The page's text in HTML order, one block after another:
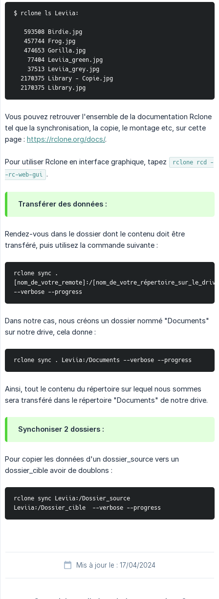
$ rclone ls Leviia:
   593508 Birdie.jpg
   457744 Frog.jpg
   474653 Gorilla.jpg
    77404 Leviia_green.jpg
    37513 Leviia_grey.jpg
  2170375 Library - Copie.jpg
  2170375 Library.jpg
Vous pouvez retrouver l'ensemble de la documentation Rclone
tel que la synchronisation, la copie, le montage etc, sur cette
page : https://rclone.org/docs/.
Pour utiliser Rclone en interface graphique, tapez
rclone rcd -
-rc-web-gui .
Transférer des données :
Rendez-vous dans le dossier dont le contenu doit être
transféré, puis utilisez la commande suivante :
rclone sync .
[nom_de_votre_remote]:/
--verbose --progress
Dans notre cas, nous créons un dossier nommé "Documents"
sur notre drive, cela donne :
rclone sync . Leviia:/Documents --verbose --progress
Ainsi, tout le contenu du répertoire sur lequel nous sommes
sera transféré dans le répertoire "Documents" de notre drive.
Synchoniser 2 dossiers :
Pour copier les données d'un dossier_source vers un
dossier_cible avoir de doublons :
rclone sync Leviia:/Dossier_source
Leviia:/Dossier_cible  --verbose --progress
Mis à jour le : 17/04/2024